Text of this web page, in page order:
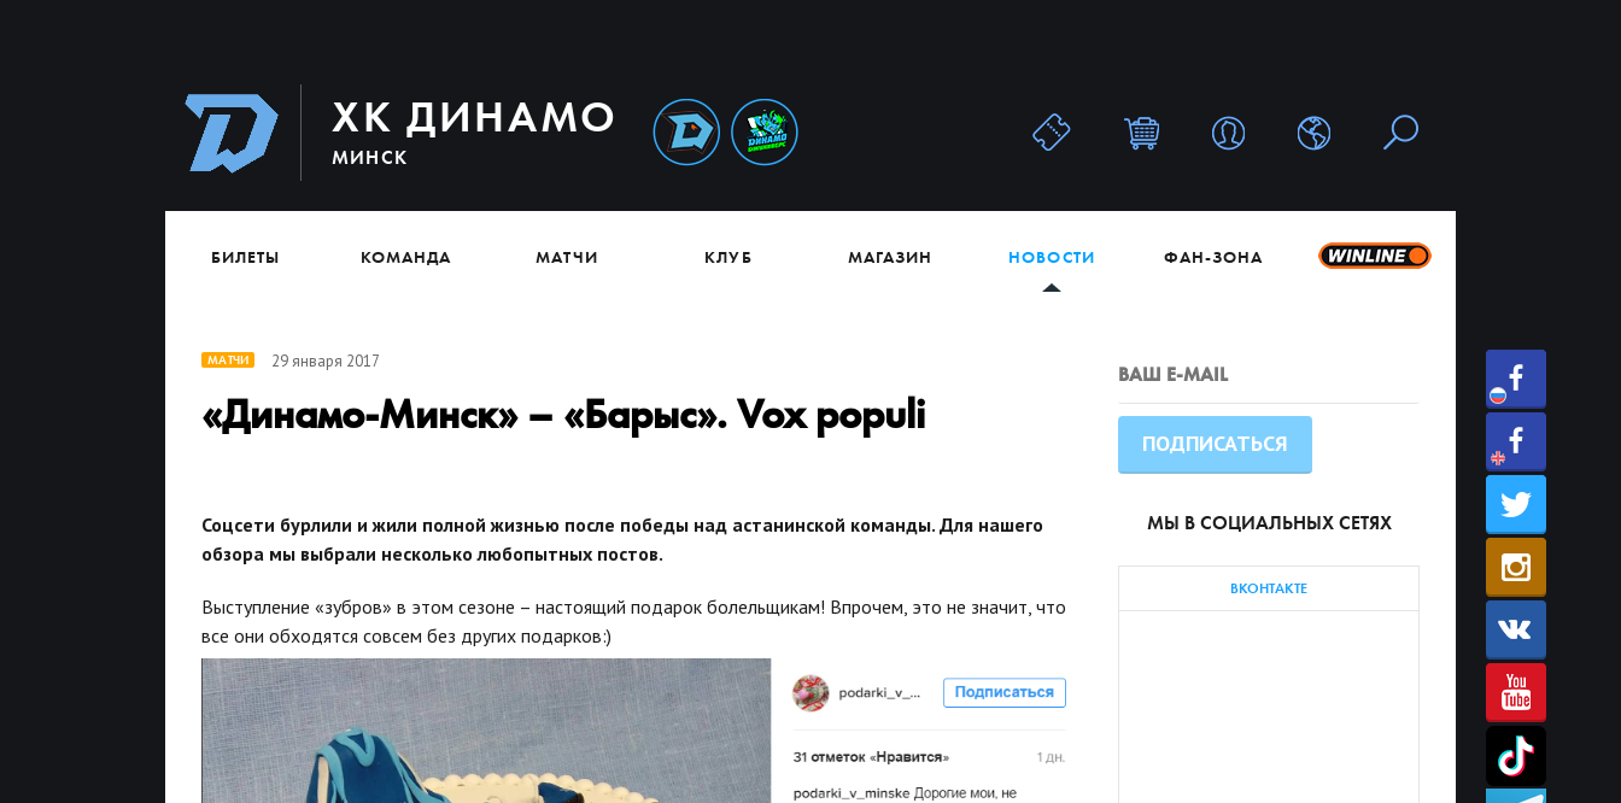
ХК ДИНАМО
МИНСК
БИЛЕТЫ КОМАНДА МАТЧИ КЛУБ МАГАЗИН НОВОСТИ ФАН-ЗОНА
МЫ В СОЦИАЛЬНЫХ СЕТЯХ
ВКОНТАКТЕ
МАТЧИ 29 января 2017
«Динамо-Минск» – «Барыс». Vox populi
Соцсети бурлили и жили полной жизнью после победы над астанинской команды. Для нашего
обзора мы выбрали несколько любопытных постов.
Выступление «зубров» в этом сезоне – настоящий подарок болельщикам! Впрочем, это не значит, что
все они обходятся совсем без других подарков:)